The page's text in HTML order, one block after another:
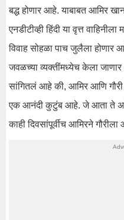
बद्ध होणार आहे. याबाबत आमिर
एनडीटीव्ही हिंदी या वृत्त
विवाह सोहळा पाच जुलैला होणार
जवळच्या व्यक्तींमध्येच केला
सांगितलं आहे की, आमिर आणि गौरी
एक आनंदी कुटुंब आहे. जे आता ते
काही दिवसांपूर्वीच आमिरने